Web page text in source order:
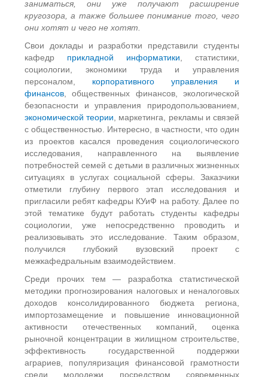
заниматься, они уже получают расширение
кругозора, а также большее понимание того, чего
они хотят и чего не хотят.
Свои доклады и разработки представили студенты
кафедр прикладной информатики , статистики,
социологии, экономики труда и управления
персоналом, корпоративного управления и
финансов , общественных финансов, экологической
безопасности и управления природопользованием,
экономической теории , маркетинга, рекламы и связей
с общественностью. Интересно, в частности, что один
из проектов касался проведения социологического
исследования, направленного на выявление
потребностей семей с детьми в различных жизненных
ситуациях в услугах социальной сферы. Заказчики
отметили глубину первого этап исследования и
пригласили ребят кафедры КУиФ на работу. Далее по
этой тематике будут работать студенты кафедры
социологии, уже непосредственно проводить и
реализовывать это исследование. Таким образом,
получился глубокий вузовский проект с
межкафедральным взаимодействием.
Среди прочих тем — разработка статистической
методики прогнозирования налоговых и неналоговых
доходов консолидированного бюджета региона,
импортозамещение и повышение инновационной
активности отечественных компаний, оценка
рыночной концентрации в жилищном строительстве,
эффективность государственной поддержки
аграриев, популяризация финансовой грамотности
среди молодежи посредством современных